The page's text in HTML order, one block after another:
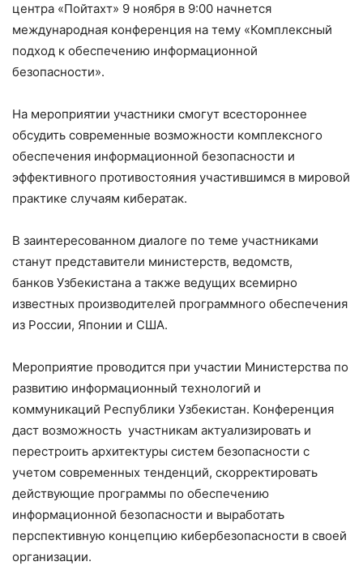
центра «Пойтахт» 9 ноября в 9:00 начнется
международная конференция на тему «Комплексный
подход к обеспечению информационной
безопасности».
На мероприятии участники смогут всестороннее
обсудить современные возможности комплексного
обеспечения информационной безопасности и
эффективного противостояния участившимся в мировой
практике случаям кибератак.
В заинтересованном диалоге по теме участниками
станут представители министерств, ведомств,
банков Узбекистана а также ведущих всемирно
известных производителей программного обеспечения
из России, Японии и США.
Мероприятие проводится при участии Министерства по
развитию информационный технологий и
коммуникаций Республики Узбекистан. Конференция
даст возможность участникам актуализировать и
перестроить архитектуры систем безопасности с
учетом современных тенденций, скорректировать
действующие программы по обеспечению
информационной безопасности и выработать
перспективную концепцию кибербезопасности в своей
организации.